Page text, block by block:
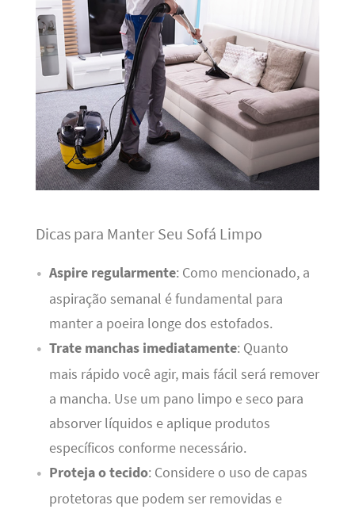
Dicas para Manter Seu Sofá Limpo
Aspire regularmente: Como mencionado, a
aspiração semanal é fundamental para
manter a poeira longe dos estofados.
Trate manchas imediatamente: Quanto
mais rápido você agir, mais fácil será remover
a mancha. Use um pano limpo e seco para
absorver líquidos e aplique produtos
específicos conforme necessário.
Proteja o tecido: Considere o uso de capas
protetoras que podem ser removidas e